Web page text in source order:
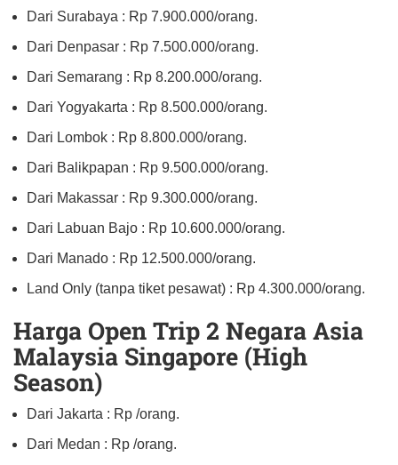
Dari Surabaya : Rp 7.900.000/orang.
Dari Denpasar : Rp 7.500.000/orang.
Dari Semarang : Rp 8.200.000/orang.
Dari Yogyakarta : Rp 8.500.000/orang.
Dari Lombok : Rp 8.800.000/orang.
Dari Balikpapan : Rp 9.500.000/orang.
Dari Makassar : Rp 9.300.000/orang.
Dari Labuan Bajo : Rp 10.600.000/orang.
Dari Manado : Rp 12.500.000/orang.
Land Only (tanpa tiket pesawat) : Rp 4.300.000/orang.
Harga Open Trip 2 Negara Asia
Malaysia Singapore (High
Season)
Dari Jakarta : Rp /orang.
Dari Medan : Rp /orang.